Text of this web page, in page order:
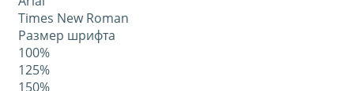
Times New Roman
Размер шрифта
100%
125%
150%